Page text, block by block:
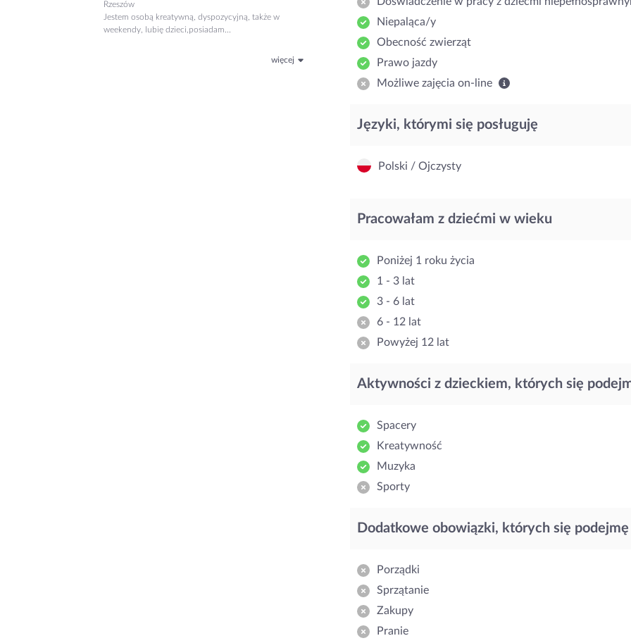
Rzeszów
Jestem osobą kreatywną, dyspozycyjną, także w
weekendy, lubię dzieci,posiadam...
więcej
Niepaląca/y
Obecność zwierząt
Prawo jazdy
Możliwe zajęcia on-line
Języki, którymi się posługuję
Polski / Ojczysty
Pracowałam z dziećmi w wieku
Poniżej 1 roku życia
1 - 3 lat
3 - 6 lat
6 - 12 lat
Powyżej 12 lat
Aktywności z dzieckiem, których się
Spacery
Kreatywność
Muzyka
Sporty
Dodatkowe obowiązki, których się podejmę
Porządki
Sprzątanie
Zakupy
Pranie